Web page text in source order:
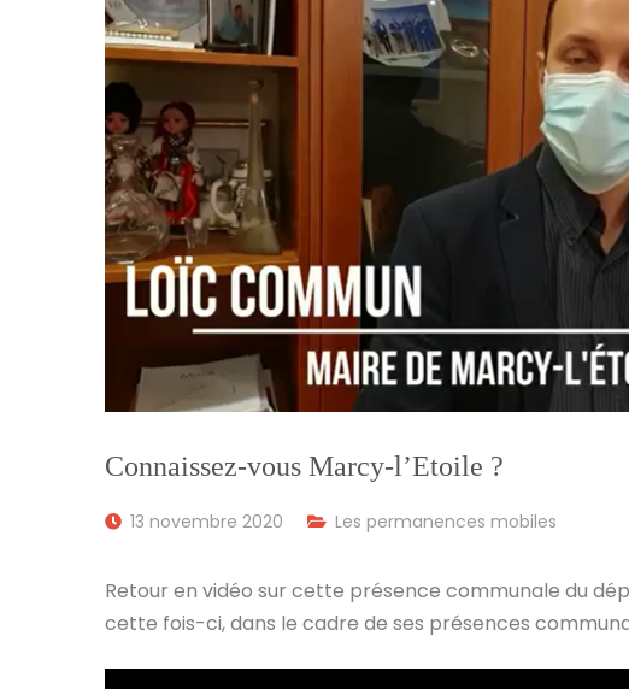
Connaissez-vous Marcy-l’Etoile ?
13 novembre 2020 Les permanences mobiles
Retour en vidéo sur cette présence communale du
cette fois-ci, dans le cadre de ses présences